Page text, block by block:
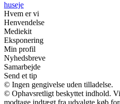
huseje
Hvem er vi
Henvendelse
Mediekit
Eksponering
Min profil
Nyhedsbreve
Samarbejde
Send et tip
© Ingen gengivelse uden tilladelse.
© Ophavsretligt beskyttet indhold.